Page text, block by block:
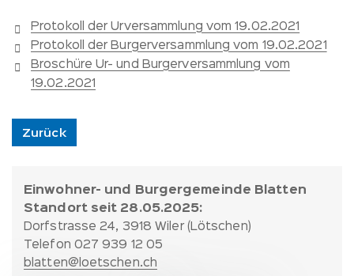
Protokoll der Urversammlung vom 19.02.2021
Protokoll der Burgerversammlung vom 19.02.2021
Broschüre Ur- und Burgerversammlung vom
19.02.2021
Zurück
Fussbereich:
Kontakt
und
Partner
Einwohner- und Burgergemeinde Blatten
Standort seit 28.05.2025:
Dorfstrasse 24, 3918 Wiler (Lötschen)
Telefon 027 939 12 05
blatten@loetschen.ch